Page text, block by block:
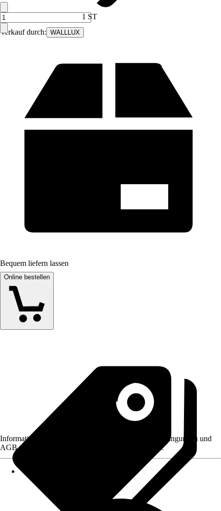
Verkauf durch: WALLLUX
1 ST
Bequem liefern lassen
Online bestellen
Informationen des Verkäufers, wie z. B. Rückgabebedingungen und
AGB, finden Sie bei Klick auf den Verkäufernamen.